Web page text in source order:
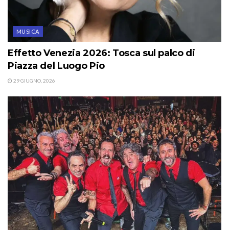
MUSICA
Effetto Venezia 2026: Tosca sul palco di
Piazza del Luogo Pio
29 GIUGNO, 2026